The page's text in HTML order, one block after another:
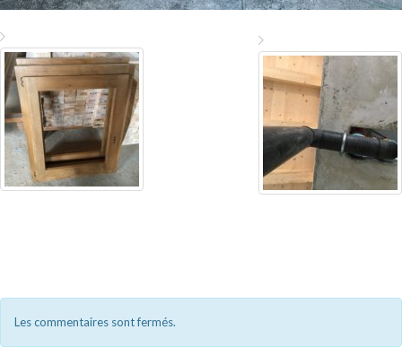
Les commentaires sont fermés.